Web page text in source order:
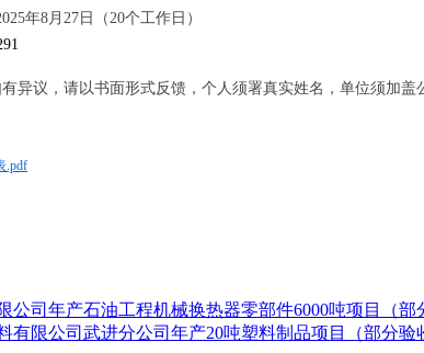
5年8月 27 日（20个工作日）
异议，请以书面形式反馈，个人须署真实姓名，单位须加盖
.pdf
公司年产石油工程机械换热器零部件6000吨项目（
有限公司武进分公司年产20吨塑料制品项目（部分